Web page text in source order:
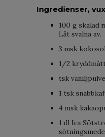
Ingredienser,
100 g skalad
Låt svalna av.
3 msk
1/2
tsk
1 tsk
4 msk
1 dl Ica